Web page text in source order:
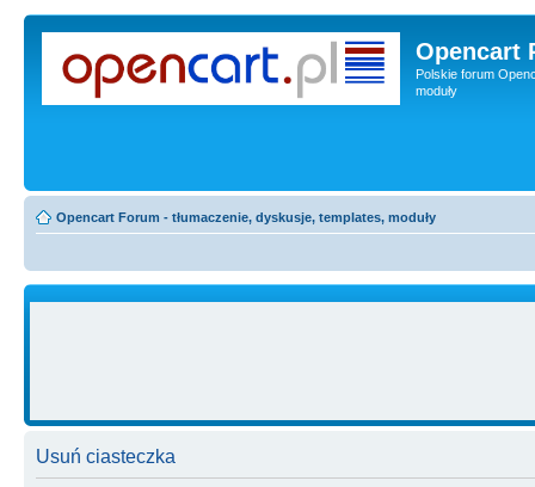
Opencart
Polskie forum
moduły
Opencart Forum - tłumaczenie, dyskusje, templates, moduły
Usuń ciasteczka